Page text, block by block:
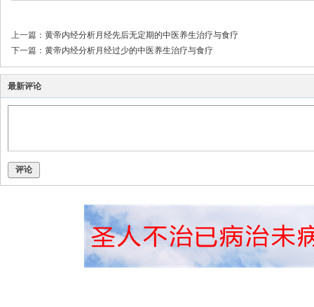
上一篇： 黄帝内经分析月经先后无定期的中医养生治疗与食疗
下一篇： 黄帝内经分析月经过少的中医养生治疗与食疗
最新评论
评论